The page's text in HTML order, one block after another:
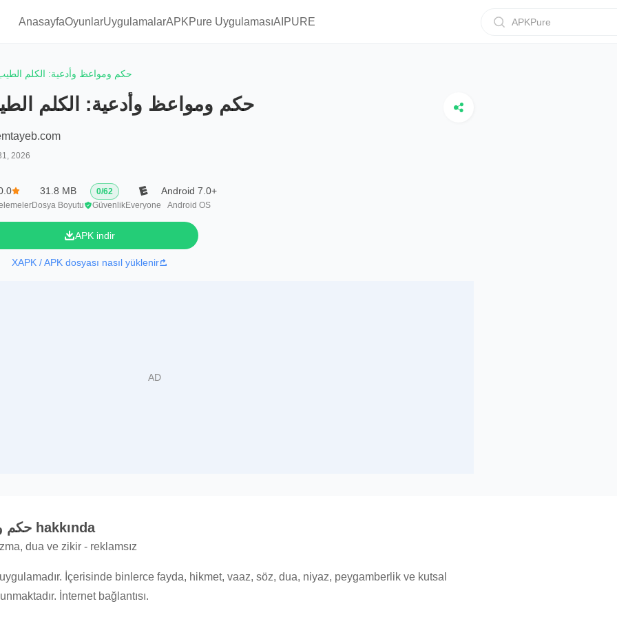
AnasayfaOyunlarUygulamalarAPKPure UygulamasıAIPURE APKPure
حكم ومواعظ وأدعية: الكلم
حكم ومواعظ وأدعية: الكلم
2026
31.8 MB
Dosya Boyutu
0/62
GüvenlikEveryone
Android 7.0+
Android OS
APK indir
XAPK / APK dosyası nasıl yüklenir
حكم ومواعظ وأدعية: الكلم الطيب hakkında
dua ve zikir - reklamsız
İçerisinde binlerce fayda, hikmet, vaaz, söz, dua, niyaz, peygamberlik ve kutsal
İnternet bağlantısı.